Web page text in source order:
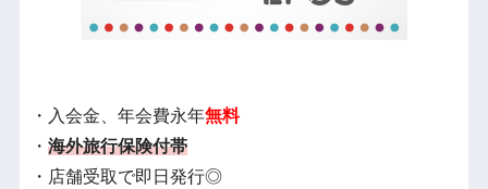
・入会金、年会費永年無料
・ 海外旅行保険付帯
・店舗受取で即日発行◎